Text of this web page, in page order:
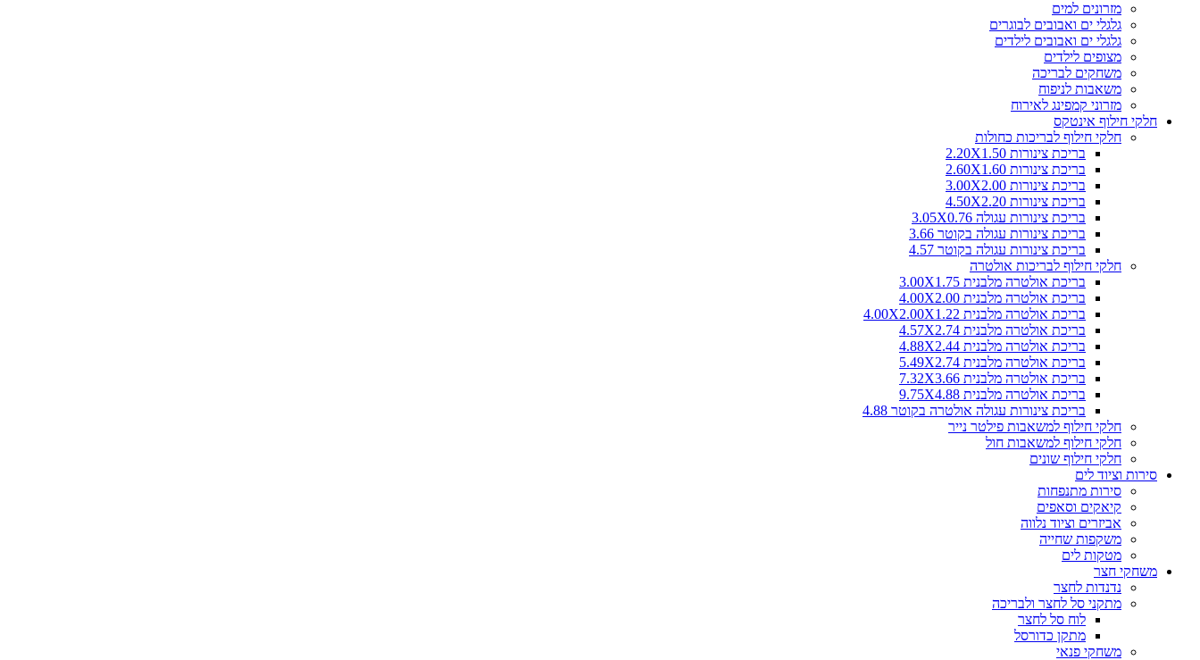
מזרונים למים
גלגלי ים ואבובים לבוגרים
גלגלי ים ואבובים לילדים
מצופים לילדים
משחקים לבריכה
משאבות לניפוח
מזרוני קמפינג לאירוח
חלקי חילוף אינטקס
חלקי חילוף לבריכות כחולות
בריכת צינורות 2.20X1.50
בריכת צינורות 2.60X1.60
בריכת צינורות 3.00X2.00
בריכת צינורות 4.50X2.20
בריכת צינורות עגולה 3.05X0.76
בריכת צינורות עגולה בקוטר 3.66
בריכת צינורות עגולה בקוטר 4.57
חלקי חילוף לבריכות אולטרה
בריכת אולטרה מלבנית 3.00X1.75
בריכת אולטרה מלבנית 4.00X2.00
בריכת אולטרה מלבנית 4.00X2.00X1.22
בריכת אולטרה מלבנית 4.57X2.74
בריכת אולטרה מלבנית 4.88X2.44
בריכת אולטרה מלבנית 5.49X2.74
בריכת אולטרה מלבנית 7.32X3.66
בריכת אולטרה מלבנית 9.75X4.88
בריכת צינורות עגולה אולטרה בקוטר 4.88
חלקי חילוף למשאבות פילטר נייר
חלקי חילוף למשאבות חול
חלקי חילוף שונים
סירות וציוד לים
סירות מתנפחות
קיאקים וסאפים
אביזרים וציוד נלווה
משקפות שחייה
מטקות לים
משחקי חצר
נדנדות לחצר
מתקני סל לחצר ולבריכה
לוח סל לחצר
מתקן כדורסל
משחקי פנאי